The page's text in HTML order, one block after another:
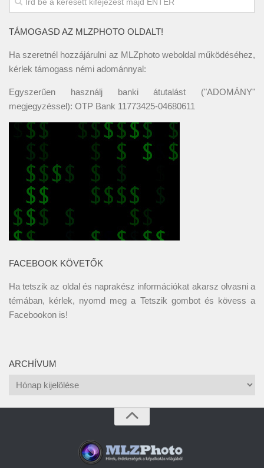
TÁMOGASD AZ MLZPHOTO OLDALT!
Ha szeretnél hozzájárulni az MLZphoto weboldal működéséhez,
kérlek támogass némi adománnyal:
Egyszerűen használj banki átutalást ("ADOMÁNY"
megjegyzéssel): OTP Bank 11773425-04680611
FACEBOOK KÖVETŐK
Ha tetszik az oldal és naprakész információkat akarsz olvasni a
témában, kérlek, nyomd meg a Tetszik gombot és kövess a
Facebookon is!
ARCHÍVUM
Archívum